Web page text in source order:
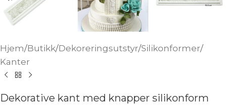
Hjem/Butikk/Dekoreringsutstyr/Silikonformer/
Kanter
Dekorative kant med knapper silikonform